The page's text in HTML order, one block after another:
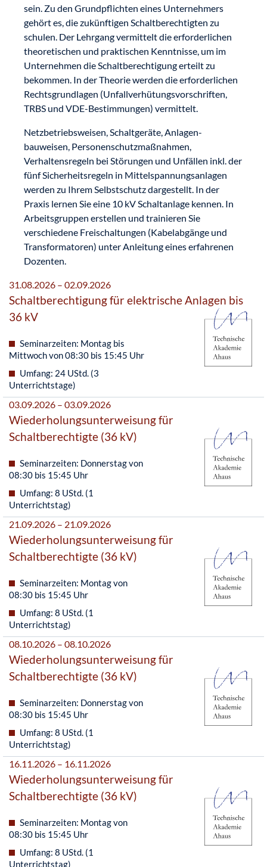
sein. Zu den Grundpflichten eines Unternehmers
gehört es, die zukünftigen Schaltberechtigten zu
schulen. Der Lehrgang vermittelt die erforderlichen
theoretischen und praktischen Kenntnisse, um im
Unternehmen die Schaltberechtigung erteilt zu
bekommen. In der Theorie werden die erforderlichen
Rechtsgrundlagen (Unfallverhütungsvorschriften,
TRBS und VDE-Bestimmungen) vermittelt.
Netzbetriebsweisen, Schaltgeräte, Anlagen-
bauweisen, Personenschutzmaßnahmen,
Verhaltensregeln bei Störungen und Unfällen inkl. der
fünf Sicherheitsregeln in Mittelspannungsanlagen
werden zu Ihrem Selbstschutz dargestellt. In der
Praxis lernen Sie eine 10 kV Schaltanlage kennen. In
Arbeitsgruppen erstellen und trainieren Sie
verschiedene Freischaltungen (Kabelabgänge und
Transformatoren) unter Anleitung eines erfahrenen
Dozenten.
31.08.2026 – 02.09.2026
Schaltberechtigung für elektrische Anlagen bis
36 kV
Seminarzeiten: Montag bis
Mittwoch von 08:30 bis 15:45 Uhr
Umfang: 24 UStd. (3
Unterrichtstage)
03.09.2026 – 03.09.2026
Wiederholungsunterweisung für
Schaltberechtigte (36 kV)
Seminarzeiten: Donnerstag von
08:30 bis 15:45 Uhr
Umfang: 8 UStd. (1
Unterrichtstag)
21.09.2026 – 21.09.2026
Wiederholungsunterweisung für
Schaltberechtigte (36 kV)
Seminarzeiten: Montag von
08:30 bis 15:45 Uhr
Umfang: 8 UStd. (1
Unterrichtstag)
08.10.2026 – 08.10.2026
Wiederholungsunterweisung für
Schaltberechtigte (36 kV)
Seminarzeiten: Donnerstag von
08:30 bis 15:45 Uhr
Umfang: 8 UStd. (1
Unterrichtstag)
16.11.2026 – 16.11.2026
Wiederholungsunterweisung für
Schaltberechtigte (36 kV)
Seminarzeiten: Montag von
08:30 bis 15:45 Uhr
Umfang: 8 UStd. (1
Unterrichtstag)